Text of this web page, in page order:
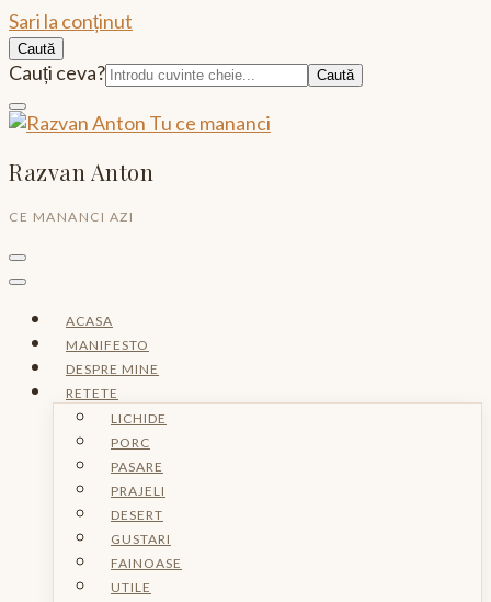
Sari la conținut
Caută
Caută:
Cauți ceva?
Razvan Anton
CE MANANCI AZI
ACASA
MANIFESTO
DESPRE MINE
RETETE
LICHIDE
PORC
PASARE
PRAJELI
DESERT
GUSTARI
FAINOASE
UTILE